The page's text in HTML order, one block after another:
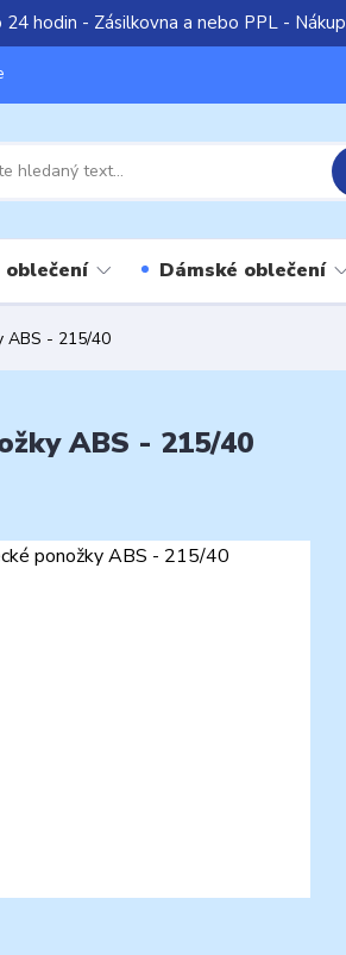
24 hodin - Zásilkovna a nebo PPL -
oblečení Dámské oblečení
ABS - 215/40
ABS - 215/40